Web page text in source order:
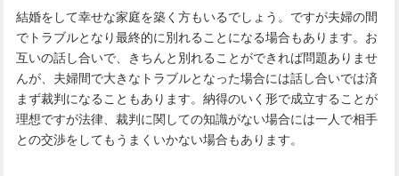
結婚をして幸せな家庭を築く方もいるでしょう。ですが夫婦の間
でトラブルとなり最終的に別れることになる場合もあります。お
互いの話し合いで、きちんと別れることができれば問題ありませ
んが、夫婦間で大きなトラブルとなった場合には話し合いでは済
まず裁判になることもあります。納得のいく形で成立することが
理想ですが法律、裁判に関しての知識がない場合には一人で相手
との交渉をしてもうまくいかない場合もあります。